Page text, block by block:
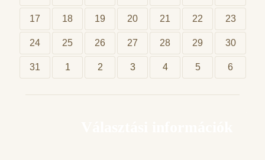
17 18 19 20 21 22 23
24 25 26 27 28 29 30
31 1 2 3 4 5 6